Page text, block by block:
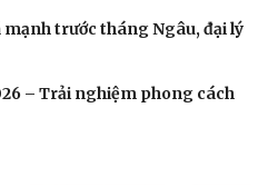
trước tháng Ngâu, đại lý
– Trải nghiệm phong cách